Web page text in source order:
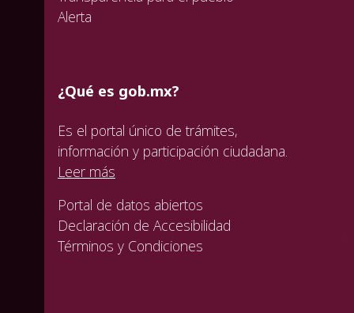
Alerta
¿Qué es gob.mx?
Es el portal único de trámites,
información y participación ciudadana.
Leer más
Portal de datos abiertos
Declaración de Accesibilidad
Términos y Condiciones